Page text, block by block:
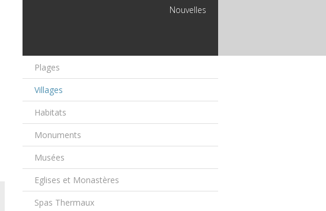
Nouvelles
Plages
Villages
Habitats
Monuments
Musées
Eglises et Monastères
Spas Thermaux